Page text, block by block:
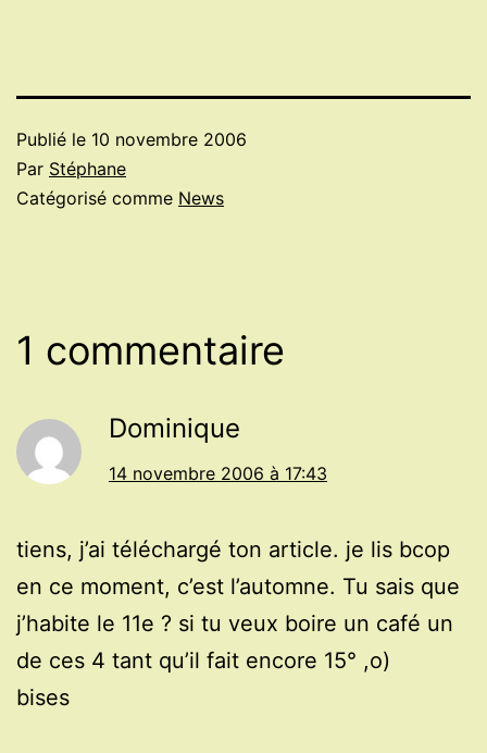
Publié le 10 novembre 2006
Par Stéphane
Catégorisé comme News
1 commentaire
Dominique
14 novembre 2006 à 17:43
tiens, j’ai téléchargé ton article. je lis bcop
en ce moment, c’est l’automne. Tu sais que
j’habite le 11e ? si tu veux boire un café un
de ces 4 tant qu’il fait encore 15° ,o)
bises